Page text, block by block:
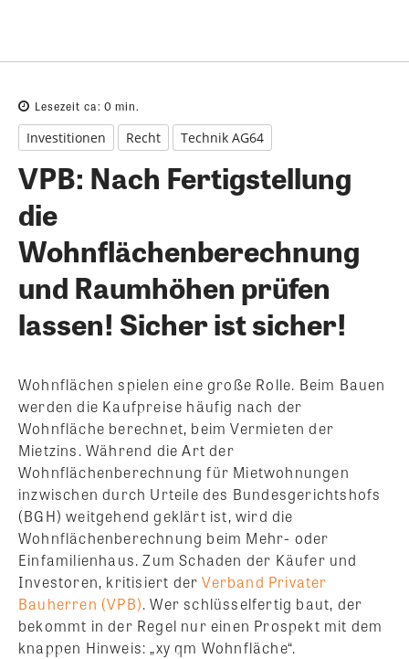
Lesezeit ca: 0 min.
Investitionen Recht Technik AG64
VPB: Nach Fertigstellung
die
Wohnflächenberechnung
und Raumhöhen prüfen
lassen! Sicher ist sicher!
Wohnflächen spielen eine große Rolle. Beim Bauen
werden die Kaufpreise häufig nach der
Wohnfläche berechnet, beim Vermieten der
Mietzins. Während die Art der
Wohnflächenberechnung für Mietwohnungen
inzwischen durch Urteile des Bundesgerichtshofs
(BGH) weitgehend geklärt ist, wird die
Wohnflächenberechnung beim Mehr- oder
Einfamilienhaus. Zum Schaden der Käufer und
Investoren, kritisiert derVerband Privater
Bauherren (VPB).Wer schlüsselfertig baut, der
bekommt in der Regel nur einen Prospekt mit dem
knappen Hinweis: „xy qm Wohnfläche“.